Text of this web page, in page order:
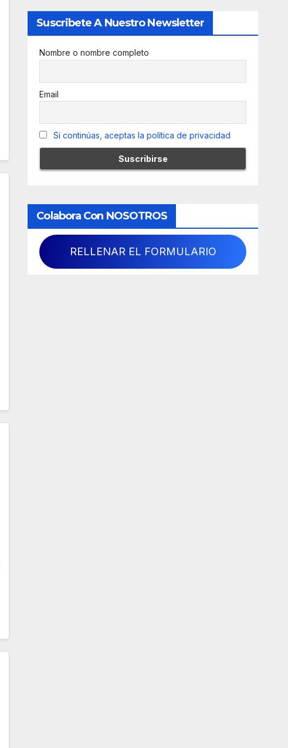
Suscribete A Nuestro Newsletter
Nombre o nombre completo
Email
Si continúas, aceptas la política de privacidad
Colabora Con NOSOTROS
RELLENAR EL FORMULARIO